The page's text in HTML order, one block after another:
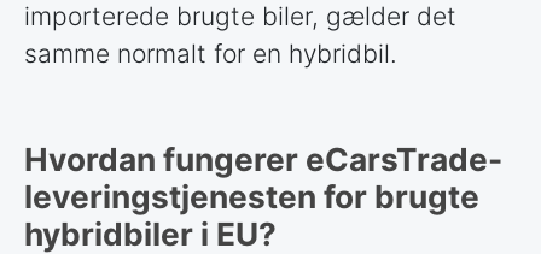
importerede brugte biler, gælder det
samme normalt for en hybridbil.
Hvordan fungerer eCarsTrade-
leveringstjenesten for brugte
hybridbiler i EU?